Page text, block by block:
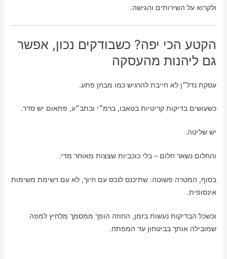
ולקרוא על השירותים והגישה.
הקטע הכי יפה? כשבודקים נכון, אפשר
גם ליהנות מהעסקה
עסקת נדל״ן לא חייבת להרגיש כמו מבחן פתע.
כשעושים בדיקות קריטיות בטאבו, ברמ״י ובתב״ע, פתאום יש סדר.
יש שליטה.
והחלום נשאר חלום – בלי כוכביות שצצות מאוחר מדי.
בסוף, המטרה פשוטה: שתיכנס לנכס עם חיוך, לא עם רשימת משימות
אינסופית.
וכשכל הבדיקות נעשות בזמן, החוזה הופך ממסמך מלחיץ למפה
שמובילה אותך בביטחון עד המפתח.